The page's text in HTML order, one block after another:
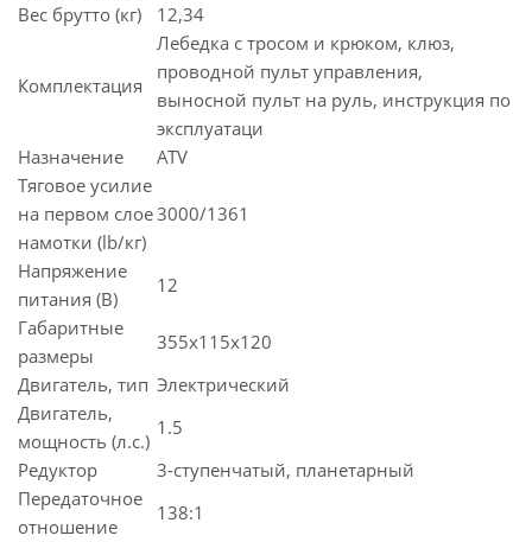
Вес брутто (кг)
12,34
Комплектация
Лебедка с тросом и крюком, клюз,
проводной пульт управления,
выносной пульт на руль, инструкция по
эксплуатаци
Назначение
ATV
Тяговое усилие
на первом слое
намотки (lb/кг)
3000/1361
Напряжение
питания (В)
12
Габаритные
размеры
355x115x120
Двигатель, тип Электрический
Двигатель,
мощность (л.с.)
1.5
Редуктор
3-ступенчатый, планетарный
Передаточное
отношение
138:1